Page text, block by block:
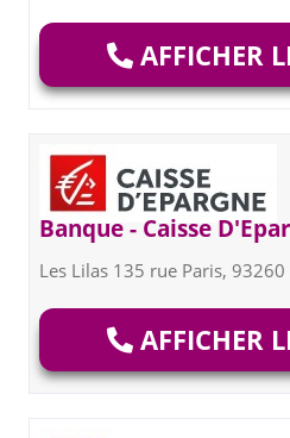
AFFICHER
Banque - Caisse
Les Lilas 135 rue Paris, 93260
AFFICHER